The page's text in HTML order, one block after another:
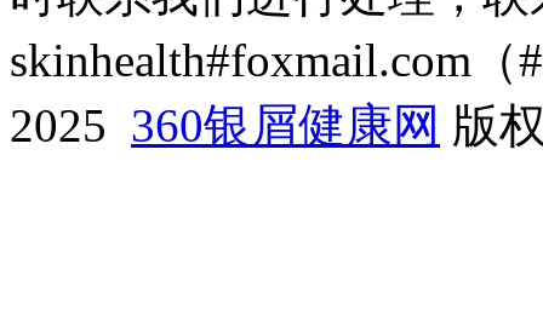
skinhealth#foxmail.com（
2025 360银屑健康网 版